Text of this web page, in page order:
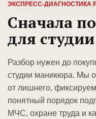
ЭКСПРЕСС-ДИАГНОСТИКА
Сначала
для
Разбор нужен до
студии маникюра. Мы
от лишнего,
понятный порядок
МЧС, охране труда и